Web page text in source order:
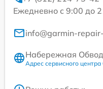
Ежедневно с 9:00 до
info@garmin-
Набережная
Адрес сервисного центра